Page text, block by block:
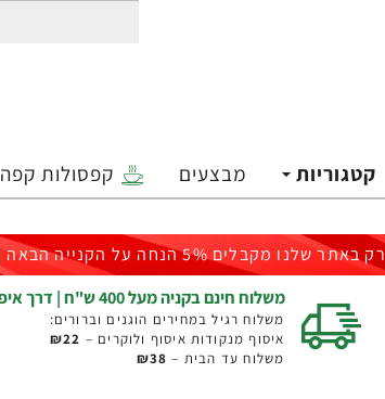
קטגוריות מבצעים קפסולות קפה
רק באתר שלנו מקבלים 5% הנחה על הקנייה הבאה |
משלוח חינם בקניה מעל 400 ש"ח | דרך איפוסט עד 5 ק"ג
משלוח רגיל במחירים הוגנים וברורים:
איסוף מנקודות איסוף ולוקרים – ₪22
משלוח עד הבית – ₪38